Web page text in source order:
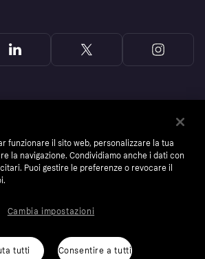
funzionare il sito web, personalizzare la tua
la navigazione. Condividiamo anche i dati con
Puoi gestire le preferenze o revocare il
tutti Consentire a tutti
Cambia impostazioni